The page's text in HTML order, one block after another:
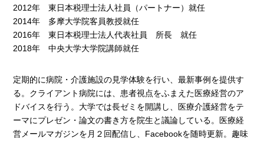
2012年 東日本税理士法人社員（パートナー）就任
2014年 多摩大学院客員教授就任
2016年 東日本税理士法人代表社員 所長 就任
2018年 中央大学大学院講師就任
定期的に病院・介護施設の見学体験を行い、最新事例を提供す
る。クライアント病院には、患者視点をふまえた医療経営のア
ドバイスを行う。大学では長ゼミを開講し、医療介護経営をテ
ーマにプレゼン・論文の書き方を院生と議論している。医療経
営メールマガジンを月２回配信し、Facebookを随時更新。趣味